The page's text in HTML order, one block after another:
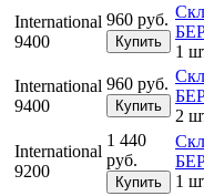
International
9400
960 руб.
Купить
1
International
9400
960 руб.
Купить
2
International
9200
1 440
руб.
Купить
1